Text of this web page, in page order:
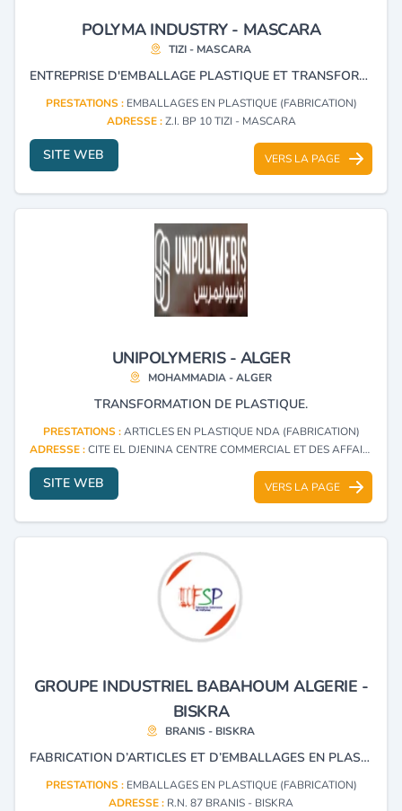
POLYMA INDUSTRY - MASCARA
TIZI - MASCARA
ENTREPRISE D'EMBALLAGE PLASTIQUE ET TRANSFORMATION DE PLASTIQUE.
PRESTATIONS : EMBALLAGES EN PLASTIQUE (FABRICATION)
ADRESSE :Z.I. BP 10 TIZI - MASCARA
SITE WEB VERS LA PAGE
UNIPOLYMERIS - ALGER
MOHAMMADIA - ALGER
TRANSFORMATION DE PLASTIQUE.
PRESTATIONS :ARTICLES EN PLASTIQUE NDA (FABRICATION)
ADRESSE :CITE EL DJENINA CENTRE COMMERCIAL ET DES AFFAIRES ILOT 10 SECTION 11 LOT 1312 MOHAMMADIA - ALGER
SITE WEB VERS LA PAGE
GROUPE INDUSTRIEL BABAHOUM ALGERIE -
BISKRA
BRANIS - BISKRA
FABRICATION D’ARTICLES ET D’EMBALLAGES EN PLASTIQUE, AINSI QUE LA PRODUCTION ET LA COMMERCIALISATION DE PRÉFORMES EN PLASTIQUE PET.
PRESTATIONS : EMBALLAGES EN PLASTIQUE (FABRICATION)
ADRESSE : R.N. 87 BRANIS - BISKRA